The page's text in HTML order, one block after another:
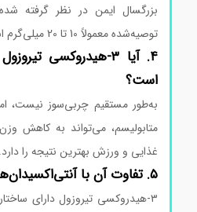
بزرگسال ایمن در نظر گرفته
توصیه‌شده معمولاً 10 تا 20 میلی‌گرم است.
۴. آیا ۳-هیدروکسی
است؟
به‌طور مستقیم چربی‌سوز نیست، اما
متابولیسم، می‌تواند به کاهش وزن
غذایی و ورزش بهترین نتیجه را دارد.
۳-هیدروکسی تیروزول دارای ساختار